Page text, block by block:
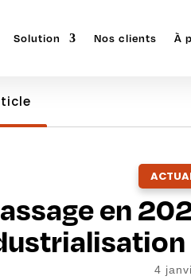
Solution Nos clients À
en
4